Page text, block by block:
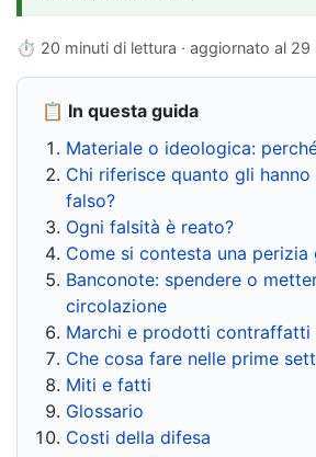
⏱ 20 minuti di lettura · aggiornato al 29
📋 In questa guida
Materiale o ideologica:
Chi riferisce quanto gli
falso?
Ogni falsità è reato?
Come si contesta una perizia
Banconote: spendere o
circolazione
Marchi e prodotti contraffatti
Che cosa fare nelle prime
Miti e fatti
Glossario
Costi della difesa